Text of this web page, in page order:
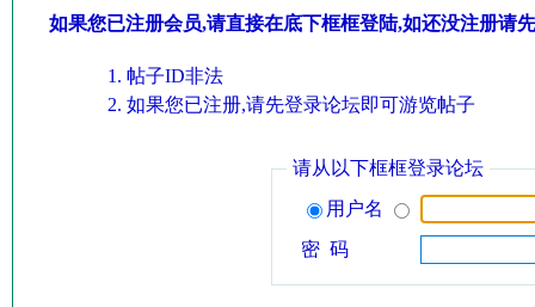
如果您已注册会员,请直接在底下框框登陆,如还没注册请
帖子ID非法
如果您已注册,请先登录论坛即可游览帖子
请从以下框框登录论坛
用户名
密 码